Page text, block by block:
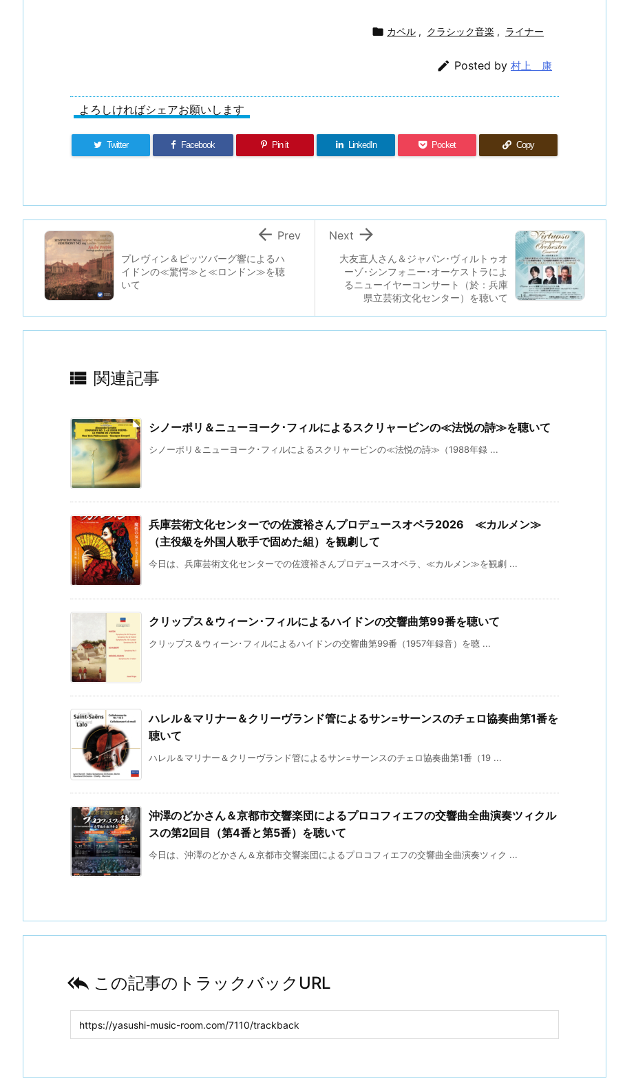
 カペル , クラシック音楽 , ライナー
 Posted by 村上 康
よろしければシェアお願いします
Twitter Facebook Pin it LinkedIn Pocket Copy
大友直人さん＆ジャパン･ヴィルトゥオ
ーゾ･シンフォニー･オーケストラによ
るニューイヤーコンサート（於：兵庫
県立芸術文化センター）を聴いて

Next
プレヴィン＆ピッツバーグ響によるハ
イドンの≪驚愕≫と≪ロンドン≫を聴
いて
 Prev
 関連記事
シノーポリ＆ニューヨーク･フィルによるスクリャービンの≪法悦の詩≫を聴いて
シノーポリ＆ニューヨーク･フィルによるスクリャービンの≪法悦の詩≫（1988年録 ...
兵庫芸術文化センターでの佐渡裕さんプロデュースオペラ2026 ≪カルメン≫
（主役級を外国人歌手で固めた組）を観劇して
今日は、兵庫芸術文化センターでの佐渡裕さんプロデュースオペラ、≪カルメン≫を観劇 ...
クリップス＆ウィーン･フィルによるハイドンの交響曲第99番を聴いて
クリップス＆ウィーン･フィルによるハイドンの交響曲第99番（1957年録音）を聴 ...
ハレル＆マリナー＆クリーヴランド管によるサン=サーンスのチェロ協奏曲第1番を
聴いて
ハレル＆マリナー＆クリーヴランド管によるサン=サーンスのチェロ協奏曲第1番（19 ...
沖澤のどかさん＆京都市交響楽団によるプロコフィエフの交響曲全曲演奏ツィクル
スの第2回目（第4番と第5番）を聴いて
今日は、沖澤のどかさん＆京都市交響楽団によるプロコフィエフの交響曲全曲演奏ツィク ...
 この記事のトラックバックURL